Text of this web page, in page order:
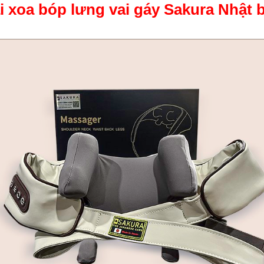
xoa bóp lưng vai gáy Sakura Nhật